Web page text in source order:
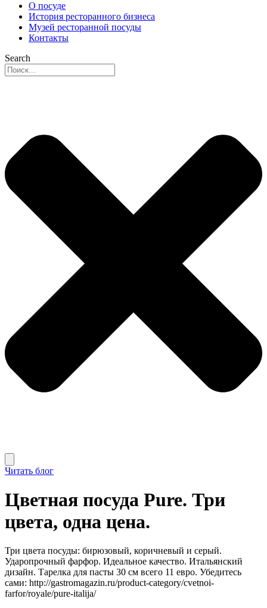
О посуде
История ресторанного бизнеса
Музей ресторанной посуды
Контакты
Search
Читать блог
Цветная посуда Pure. Три
цвета, одна цена.
Три цвета посуды: бирюзовый, коричневый и серый.
Ударопрочный фарфор. Идеальное качество. Итальянский
дизайн. Тарелка для пасты 30 см всего 11 евро. Убедитесь
сами: http://gastromagazin.ru/product-category/cvetnoi-
farfor/royale/pure-italija/